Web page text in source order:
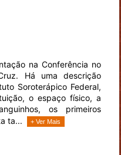
na Conferência no
Há uma descrição
Soroterápico Federal,
o espaço físico, a
os primeiros
ta...
+ Ver Mais